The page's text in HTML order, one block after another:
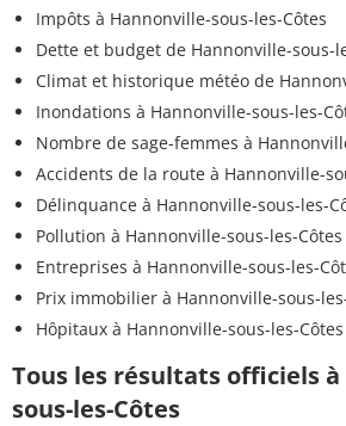
Impôts à Hannonville-sous-les-Côtes
Dette et budget de Hannonville-sous-
Climat et historique météo de
Inondations à Hannonville-sous-les-
Nombre de sage-femmes à
Accidents de la route à Hannonville-
Délinquance à Hannonville-sous-les-
Pollution à Hannonville-sous-les-Côtes
Entreprises à Hannonville-sous-les-
Prix immobilier à Hannonville-sous-
Hôpitaux à Hannonville-sous-les-Côtes
Tous les résultats officiels
sous-les-Côtes